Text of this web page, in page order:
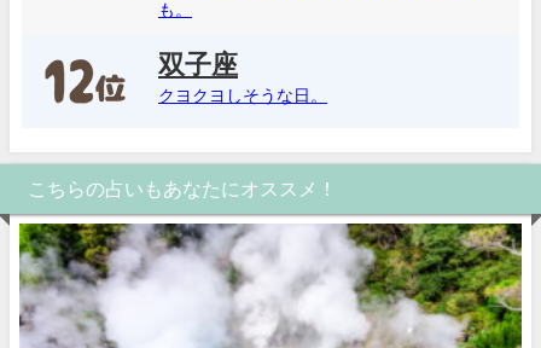
も。
双子座
クヨクヨしそうな日。
こちらの占いもあなたにオススメ！